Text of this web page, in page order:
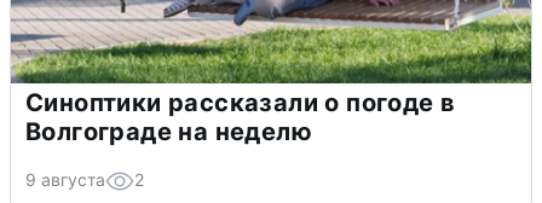
Синоптики рассказали о погоде в
Волгограде на неделю
9 августа 2